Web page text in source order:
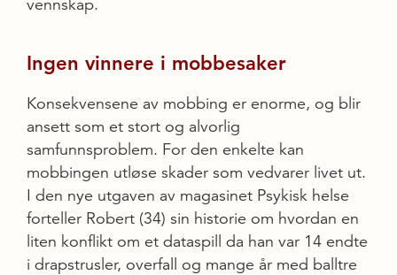
vennskap.
Ingen vinnere i mobbesaker
Konsekvensene av mobbing er enorme, og blir
ansett som et stort og alvorlig
samfunnsproblem. For den enkelte kan
mobbingen utløse skader som vedvarer livet ut.
I den nye utgaven av magasinet Psykisk helse
forteller Robert (34) sin historie om hvordan en
liten konflikt om et dataspill da han var 14 endte
i drapstrusler, overfall og mange år med balltre